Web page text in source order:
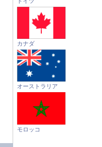
カナダ
オーストラリア
モロッコ